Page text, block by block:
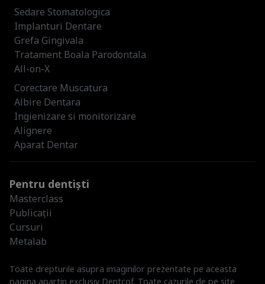
Sedare Stomatologica
Implanturi Dentare
Grefa Gingivala
Tratament Boala Parodontala
All-on-X
Corectare Muscatura
Albire Dentara
Ingienizare si monitorizare
Alignere
Aparat Dentar
Pentru dentiști
Masterclass
Publicații
Cursuri
Metalab
Toate drepturile asupra imaginilor prezentate pe aceasta
pagina apartin exclusiv Dentcof. Toate cazurile de pe site